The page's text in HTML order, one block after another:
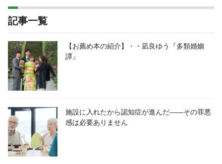
記事一覧
【お薦め本の紹介】・・凪良ゆう『多類婚姻
譚』
施設に入れたから認知症が進んだ――その罪悪
感は必要ありません